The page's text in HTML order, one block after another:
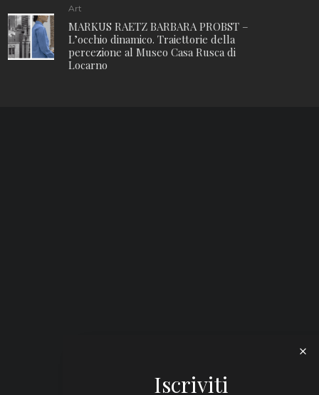
Art
MARKUS RAETZ BARBARA PROBST –
L’occhio dinamico. Traiettorie della
percezione al Museo Casa Rusca di
Locarno
Iscriviti